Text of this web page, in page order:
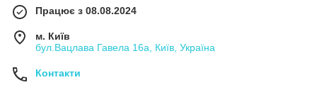
Працює з 08.08.2024
м. Київ
бул.Вацлава Гавела 16а, Київ, Україна
Контакти